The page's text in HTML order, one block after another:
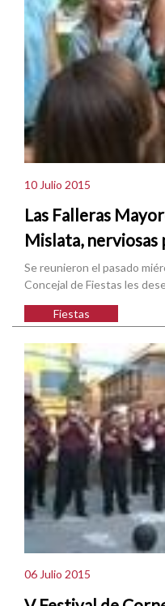
10 Julio 2015
Las Falleras
Mislata,
Se reunieron el pasado
Concejal de Fiestas les
Fiestas
06 Julio 2015